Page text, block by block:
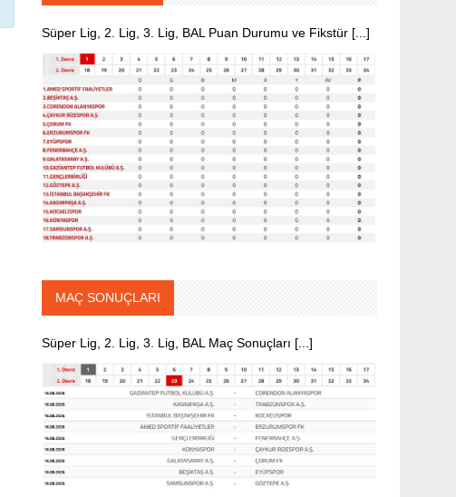
Süper Lig, 2. Lig, 3. Lig, BAL Puan Durumu ve Fikstür [...]
MAÇ SONUÇLARI
Süper Lig, 2. Lig, 3. Lig, BAL Maç Sonuçları [...]